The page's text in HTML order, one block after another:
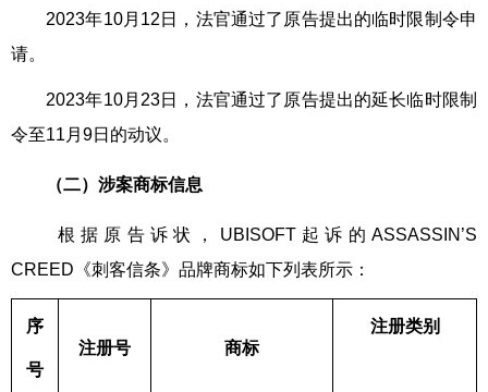
2023年10月12日，法官通过了原告提出的临时限制令申
请。
2023年10月23日，法官通过了原告提出的延长临时限制
令至11月9日的动议。
（二） 涉案商标信息
根据原告诉状，UBISOFT起诉的ASSASSIN’S
CREED《刺客信条》品牌商标如下列表所示：
序
号
注册号 商标
注册类别